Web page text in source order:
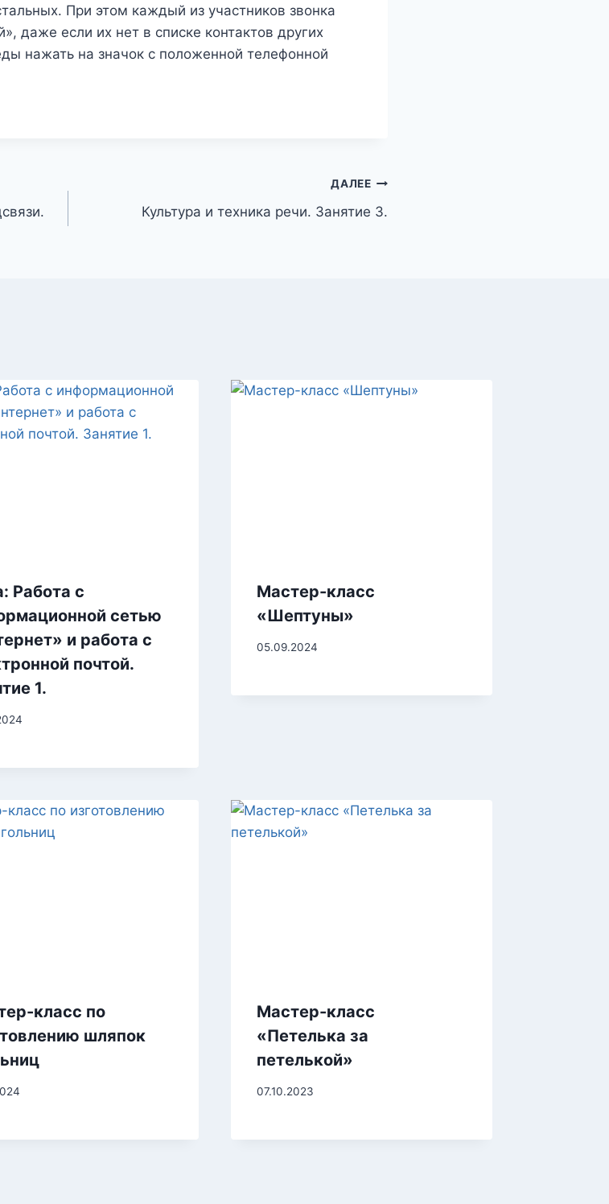
При этом каждый из участников звонка
даже если их нет в списке контактов других
нажать на значок с положенной телефонной
ДАЛЕЕ
Культура и техника речи. Занятие 3.
Работа с
сетью
и работа с
почтой.
1.
Мастер-класс
«Шептуны»
05.09.2024
класс по
шляпок
Мастер-класс
«Петелька за
петелькой»
07.10.2023